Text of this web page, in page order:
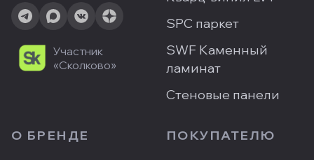
Участник
«Сколково»
SPC паркет
SWF Каменный
ламинат
Стеновые панели
О БРЕНДЕ ПОКУПАТЕЛЮ